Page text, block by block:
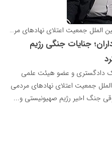
دکتر علیرضا مظلوم رهنی عضو کمیته بین الملل جمعیت اعتلای نهادهای مردمی؛
جنایات جنگی رژیم
یک دادگستری و عضو هیئت علمی
جمعیت اعتلای نهادهای مردمی
جنگ اخیر رژیم صهیونیستی و...